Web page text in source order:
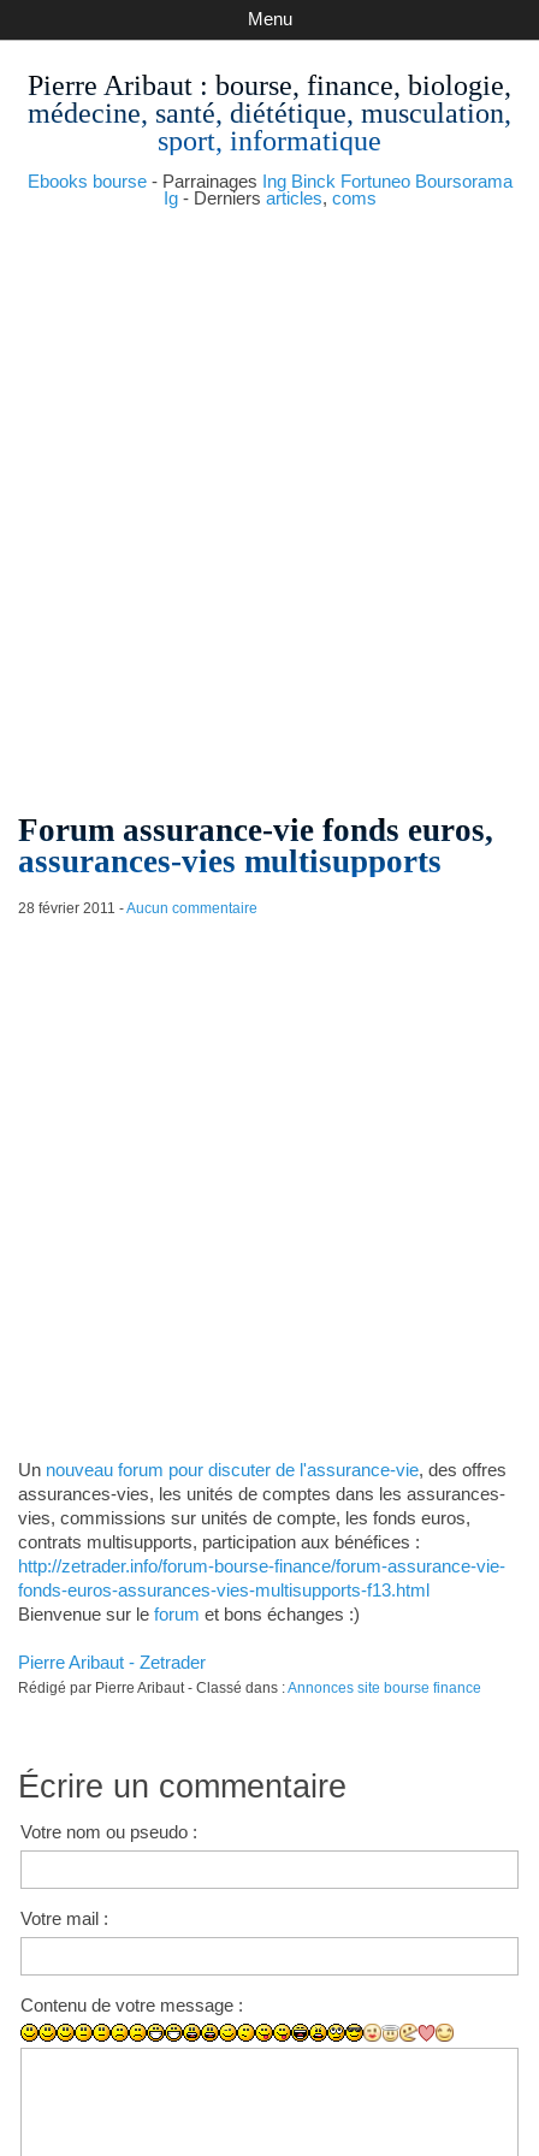
Pierre Aribaut : bourse, finance, biologie,
médecine, santé, diététique, musculation,
sport, informatique
Ebooks bourse- Parrainages Ing Binck Fortuneo Boursorama
Ig- Derniers articles, coms
Menu
Forum assurance-vie fonds euros,
assurances-vies multisupports
28 février 2011 -Aucun commentaire
Un nouveau forum pour discuter de l'assurance-vie, des offres
assurances-vies, les unités de comptes dans les assurances-
vies, commissions sur unités de compte, les fonds euros,
contrats multisupports, participation aux bénéfices :
http://zetrader.info/forum-bourse-finance/forum-assurance-vie-
fonds-euros-assurances-vies-multisupports-f13.html
Bienvenue sur le forum et bons échanges :)
Pierre Aribaut - Zetrader
Rédigé par Pierre Aribaut - Classé dans :Annonces site bourse finance
Écrire un commentaire
Votre nom ou pseudo :
Votre mail :
Contenu de votre message :